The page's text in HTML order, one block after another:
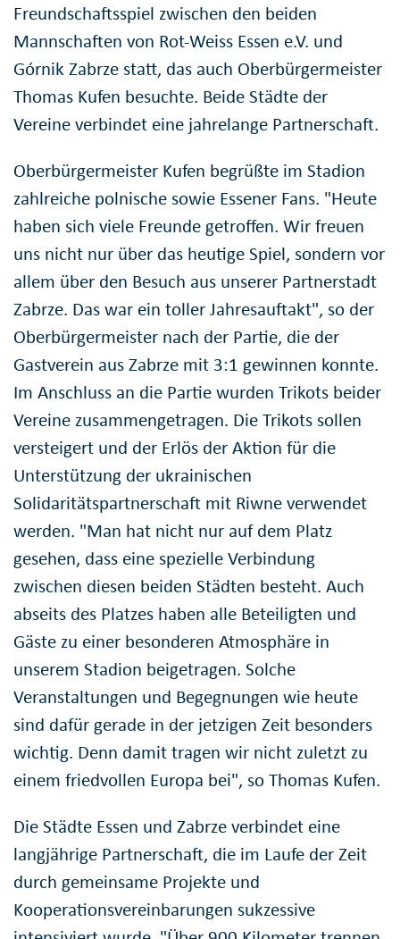
Freundschaftsspiel zwischen den beiden
Mannschaften von Rot-Weiss Essen e.V. und
Górnik Zabrze statt, das auch Oberbürgermeister
Thomas Kufen besuchte. Beide Städte der
Vereine verbindet eine jahrelange Partnerschaft.
Oberbürgermeister Kufen begrüßte im Stadion
zahlreiche polnische sowie Essener Fans. "Heute
haben sich viele Freunde getroffen. Wir freuen
uns nicht nur über das heutige Spiel, sondern vor
allem über den Besuch aus unserer Partnerstadt
Zabrze. Das war ein toller Jahresauftakt", so der
Oberbürgermeister nach der Partie, die der
Gastverein aus Zabrze mit 3:1 gewinnen konnte.
Im Anschluss an die Partie wurden Trikots beider
Vereine zusammengetragen. Die Trikots sollen
versteigert und der Erlös der Aktion für die
Unterstützung der ukrainischen
Solidaritätspartnerschaft mit Riwne verwendet
werden. "Man hat nicht nur auf dem Platz
gesehen, dass eine spezielle Verbindung
zwischen diesen beiden Städten besteht. Auch
abseits des Platzes haben alle Beteiligten und
Gäste zu einer besonderen Atmosphäre in
unserem Stadion beigetragen. Solche
Veranstaltungen und Begegnungen wie heute
sind dafür gerade in der jetzigen Zeit besonders
wichtig. Denn damit tragen wir nicht zuletzt zu
einem friedvollen Europa bei", so Thomas Kufen.
Die Städte Essen und Zabrze verbindet eine
langjährige Partnerschaft, die im Laufe der Zeit
durch gemeinsame Projekte und
Kooperationsvereinbarungen sukzessive